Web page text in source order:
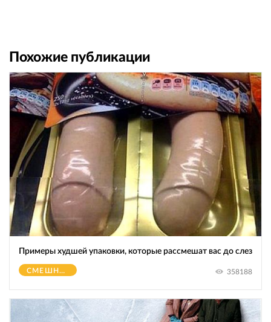
Похожие публикации
Примеры худшей упаковки, которые рассмешат вас до слез
СМЕШНОЕ 358188